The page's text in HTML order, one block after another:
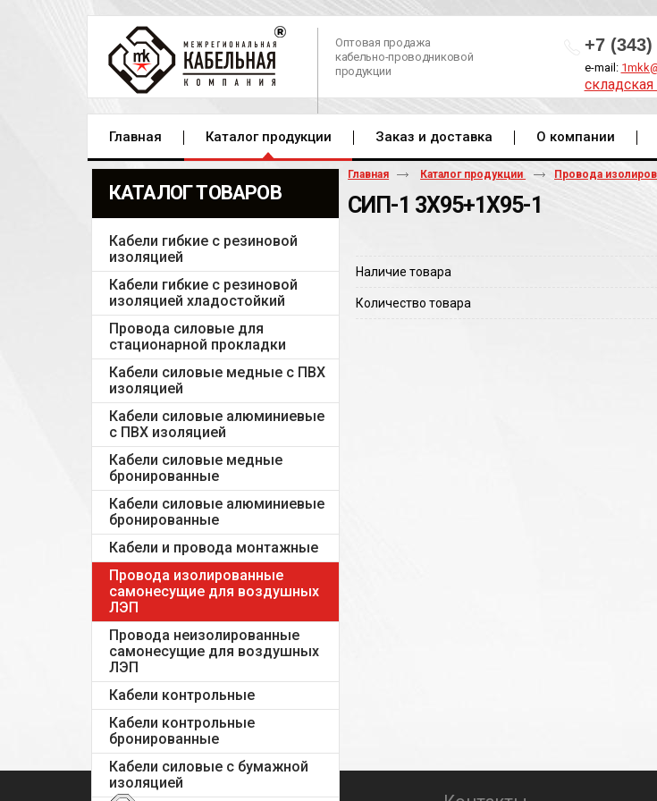
Оптовая продажа
кабельно-проводниковой
продукции
+7 (343)
e-mail:
Главная Каталог продукции Заказ и доставка О компании
КАТАЛОГ ТОВАРОВ
Кабели гибкие с резиновой
изоляцией
Кабели гибкие с резиновой
изоляцией хладостойкий
Провода силовые для
стационарной прокладки
Кабели силовые медные с ПВХ
изоляцией
Кабели силовые алюминиевые
с ПВХ изоляцией
Кабели силовые медные
бронированные
Кабели силовые алюминиевые
бронированные
Кабели и провода монтажные
Провода изолированные
самонесущие для воздушных
ЛЭП
Провода неизолированные
самонесущие для воздушных
ЛЭП
Кабели контрольные
Кабели контрольные
бронированные
Кабели силовые с бумажной
изоляцией
Главная Каталог продукции Провода
СИП-1 3Х95+1Х95-1
Наличие товара
Количество товара